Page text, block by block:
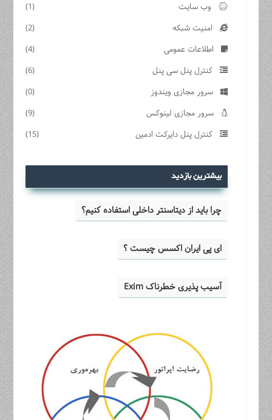
وب سایت
(1)
امنیت شبکه
(2)
اطلاعات عمومی
(4)
کنترل پنل سی پنل
(6)
سرور مجازی ویندوز
(0)
سرور مجازی لینوکس
(9)
کنترل پنل دایرکت ادمین
(15)
بیشترین بازدید
چرا باید از دیتاسنتر داخلی استفاده کنیم؟
ای پی ایران اکسس چیست ؟
آسیب پذیری خطرناک Exim